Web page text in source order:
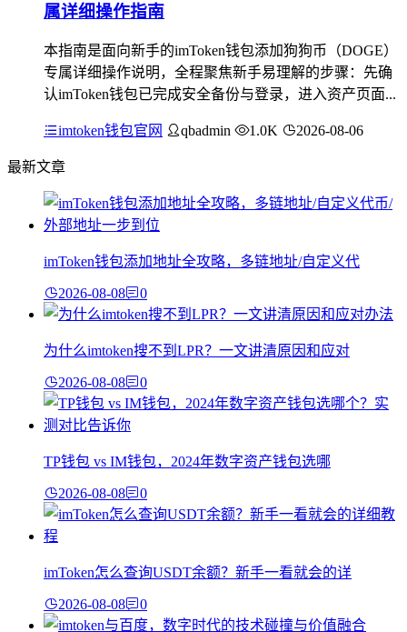
属详细操作指南
本指南是面向新手的imToken钱包添加狗狗币（DOGE）
专属详细操作说明，全程聚焦新手易理解的步骤：先确
认imToken钱包已完成安全备份与登录，进入资产页面...
imtoken钱包官网 qbadmin 1.0K 2026-08-06
最新文章
imToken钱包添加地址全攻略，多链地址/自定义代
2026-08-08 0
为什么imtoken搜不到LPR？一文讲清原因和应对
2026-08-08 0
TP钱包 vs IM钱包，2024年数字资产钱包选哪
2026-08-08 0
imToken怎么查询USDT余额？新手一看就会的详
2026-08-08 0